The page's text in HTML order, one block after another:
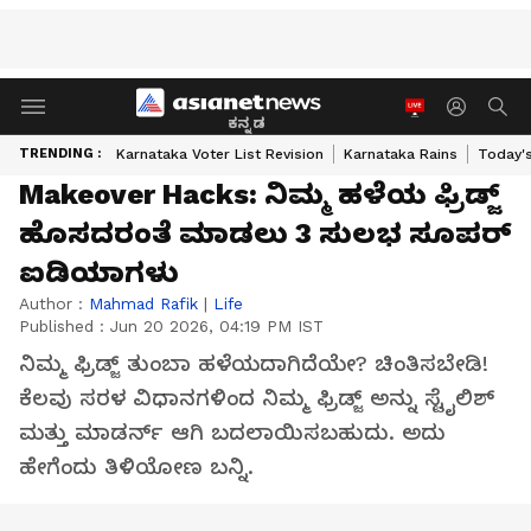
ಕನ್ನಡ
TRENDING : Karnataka Voter List Revision Karnataka Rains
Makeover Hacks: ನಿಮ್ಮ ಹಳೆಯ ಫ್ರಿಡ್ಜ್
ಹೊಸದರಂತೆ ಮಾಡಲು 3 ಸುಲಭ ಸೂಪರ್
ಐಡಿಯಾಗಳು
Author : Mahmad Rafik | Life
Published : Jun 20 2026, 04:19 PM IST
ನಿಮ್ಮ ಫ್ರಿಡ್ಜ್ ತುಂಬಾ ಹಳೆಯದಾಗಿದೆಯೇ? ಚಿಂತಿಸಬೇಡಿ!
ಕೆಲವು ಸರಳ ವಿಧಾನಗಳಿಂದ ನಿಮ್ಮ ಫ್ರಿಡ್ಜ್ ಅನ್ನು ಸ್ಟೈಲಿಶ್
ಮತ್ತು ಮಾಡರ್ನ್ ಆಗಿ ಬದಲಾಯಿಸಬಹುದು. ಅದು
ಹೇಗೆಂದು ತಿಳಿಯೋಣ ಬನ್ನಿ.